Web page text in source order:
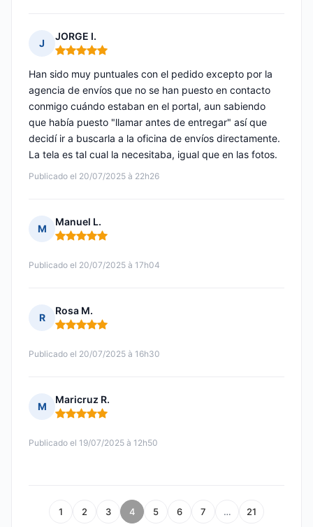
J
JORGE I.
Nota: 5 de 5
Publicado el 20/07/2025 à 22h26
Han sido muy puntuales con el pedido excepto por la
agencia de envíos que no se han puesto en contacto
conmigo cuándo estaban en el portal, aun sabiendo
que había puesto "llamar antes de entregar" así que
decidí ir a buscarla a la oficina de envíos directamente.
La tela es tal cual la necesitaba, igual que en las fotos.
M
Manuel L.
Nota: 5 de 5
Publicado el 20/07/2025 à 17h04
R
Rosa M.
Nota: 5 de 5
Publicado el 20/07/2025 à 16h30
M
Maricruz R.
Nota: 5 de 5
Publicado el 19/07/2025 à 12h50
1 2 3 4 5 6 7 … 21